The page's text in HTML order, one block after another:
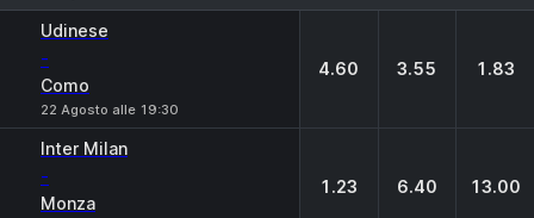
Udinese
-
Como
22 Agosto alle 19:30
4.60 3.55 1.83
Inter Milan
-
Monza
1.23 6.40 13.00